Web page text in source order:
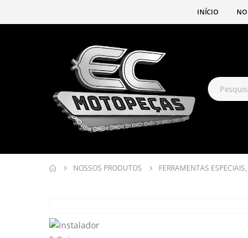
INÍCIO
NOSSOS PRODUTOS FERRAMENTAS ESPECIAIS,